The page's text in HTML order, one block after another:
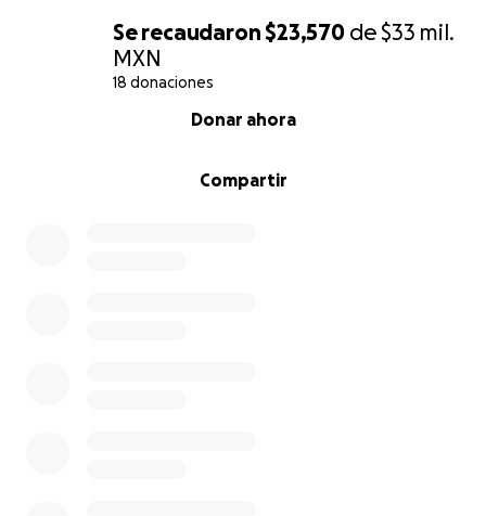
Se recaudaron $23,570 de$33 mil.
MXN
18 donaciones
Compartir
Donar ahora